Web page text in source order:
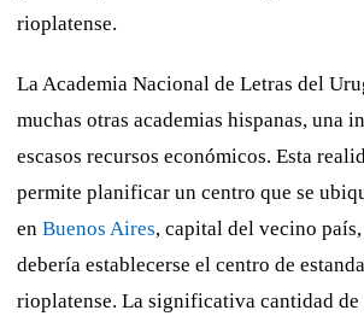
rioplatense.
La Academia Nacional de Letras del
muchas otras academias hispanas, una
escasos recursos económicos. Esta
permite planificar un centro que se
en Buenos Aires, capital del vecino
debería establecerse el centro de
rioplatense. La significativa cantidad de